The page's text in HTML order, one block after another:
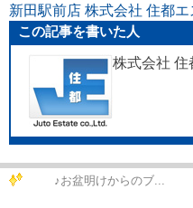
新田駅前店 株式会社 住都
この記事を書いた人
株式会社 住
♪お盆明けからのブ...